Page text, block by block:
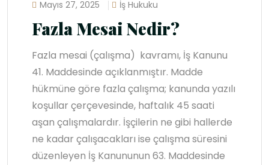
Mayıs 27, 2025 İş Hukuku
Fazla Mesai Nedir?
Fazla mesai (çalışma) kavramı, İş Kanunu
41. Maddesinde açıklanmıştır. Madde
hükmüne göre fazla çalışma; kanunda yazılı
koşullar çerçevesinde, haftalık 45 saati
aşan çalışmalardır. İşçilerin ne gibi hallerde
ne kadar çalışacakları ise çalışma süresini
düzenleyen İş Kanununun 63. Maddesinde